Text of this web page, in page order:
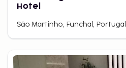
Hotel
São Martinho, Funchal, Portugal